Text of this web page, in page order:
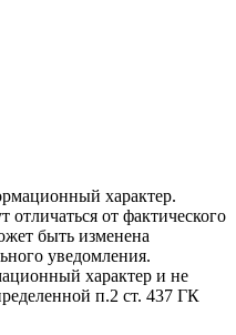
характер.
отличаться от фактического
быть изменена
уведомления.
характер и не
п.2 ст. 437 ГК